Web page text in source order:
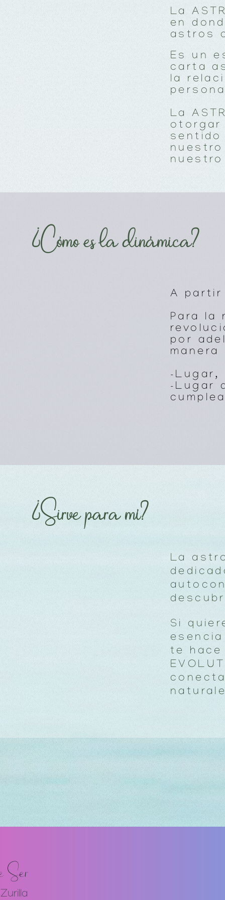
La
en
astros
Es un
carta
la
La
otorgar
sentido
¿Cómoes ladinámica?
A
Para la
por
manera
-Lugar,
-Lugar
¿Sirvepara mí?
La
Si
te hace
Ser